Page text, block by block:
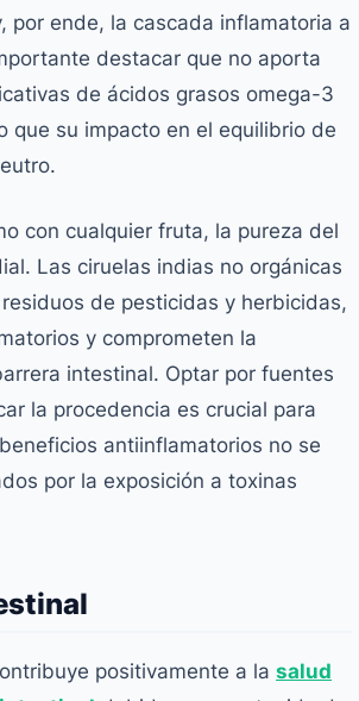
por ende, la cascada inflamatoria a
destacar que no aporta
de ácidos grasos omega-3
que su impacto en el equilibrio de
con cualquier fruta, la pureza del
Las ciruelas indias no orgánicas
de pesticidas y herbicidas,
y comprometen la
intestinal. Optar por fuentes
la procedencia es crucial para
antiinflamatorios no se
por la exposición a toxinas
positivamente a la salud